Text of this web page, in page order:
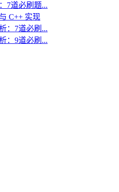
7道必刷题...
C++ 实现
：7道必刷...
：9道必刷...